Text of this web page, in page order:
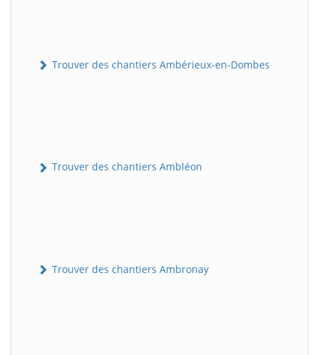
Trouver des chantiers Ambérieux-en-Dombes
Trouver des chantiers Ambléon
Trouver des chantiers Ambronay